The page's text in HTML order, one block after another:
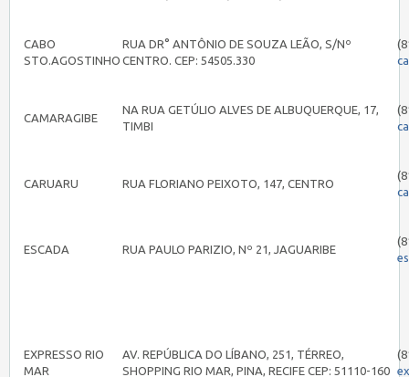
CABO
STO.AGOSTINHO
RUA DR° ANTÔNIO DE SOUZA LEÃO, S/Nº
CENTRO. CEP: 54505.330
CAMARAGIBE
NA RUA GETÚLIO ALVES DE ALBUQUERQUE, 17,
TIMBI
CARUARU RUA FLORIANO PEIXOTO, 147, CENTRO
ESCADA RUA PAULO PARIZIO, Nº 21, JAGUARIBE
EXPRESSO RIO
MAR
AV. REPÚBLICA DO LÍBANO, 251, TÉRREO,
SHOPPING RIO MAR, PINA, RECIFE CEP: 51110-160